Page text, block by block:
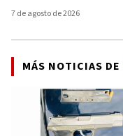
7 de agosto de 2026
MÁS NOTICIAS DE